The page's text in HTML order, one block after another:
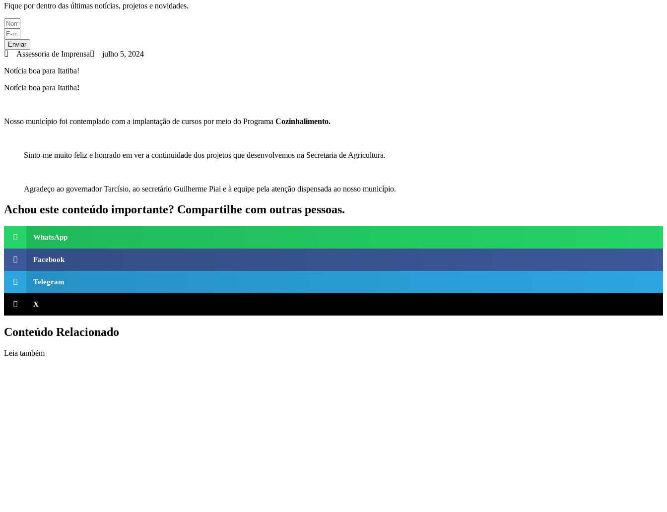
Fique por dentro das últimas notícias, projetos e novidades.
Enviar
Assessoria de Imprensa
julho 5, 2024
Notícia boa para Itatiba!
Notícia boa para Itatiba!
Nosso município foi contemplado com a implantação de cursos por meio do Programa Cozinhalimento.
Sinto-me muito feliz e honrado em ver a continuidade dos projetos que desenvolvemos na Secretaria de Agricultura.
Agradeço ao governador Tarcísio, ao secretário Guilherme Piai e à equipe pela atenção dispensada ao nosso município.
Achou este conteúdo importante? Compartilhe com outras pessoas.
WhatsApp
Facebook
Telegram
X
Conteúdo Relacionado
Leia também